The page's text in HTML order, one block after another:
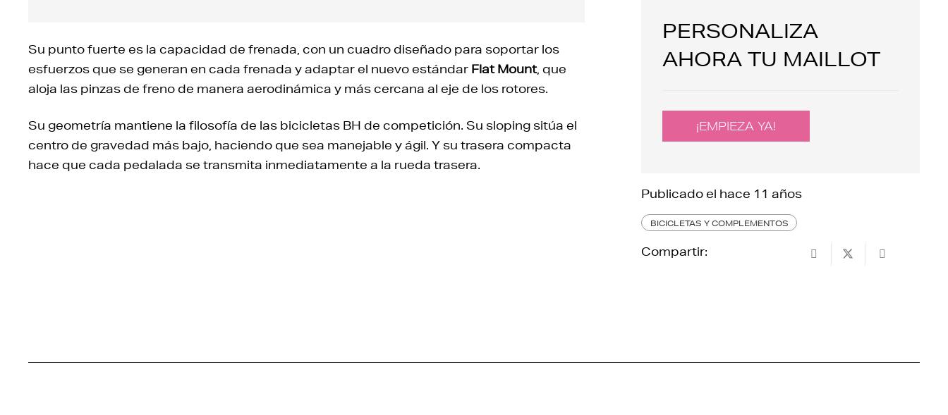
Su punto fuerte es la capacidad de frenada, con un cuadro diseñado para soportar los
esfuerzos que se generan en cada frenada y adaptar el nuevo estándar Flat Mount, que
aloja las pinzas de freno de manera aerodinámica y más cercana al eje de los rotores.
Su geometría mantiene la filosofía de las bicicletas BH de competición. Su sloping sitúa el
centro de gravedad más bajo, haciendo que sea manejable y ágil. Y su trasera compacta
hace que cada pedalada se transmita inmediatamente a la rueda trasera.
PERSONALIZA
AHORA TU MAILLOT
¡EMPIEZA YA!
Publicado el hace 11 años
BICICLETAS Y COMPLEMENTOS
Compartir: